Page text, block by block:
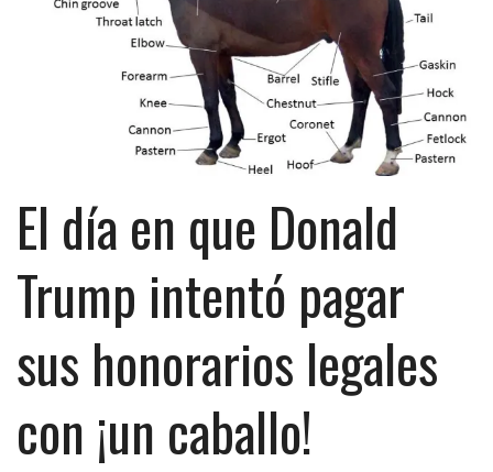
El día en que Donald
Trump intentó pagar
sus honorarios legales
con ¡un caballo!